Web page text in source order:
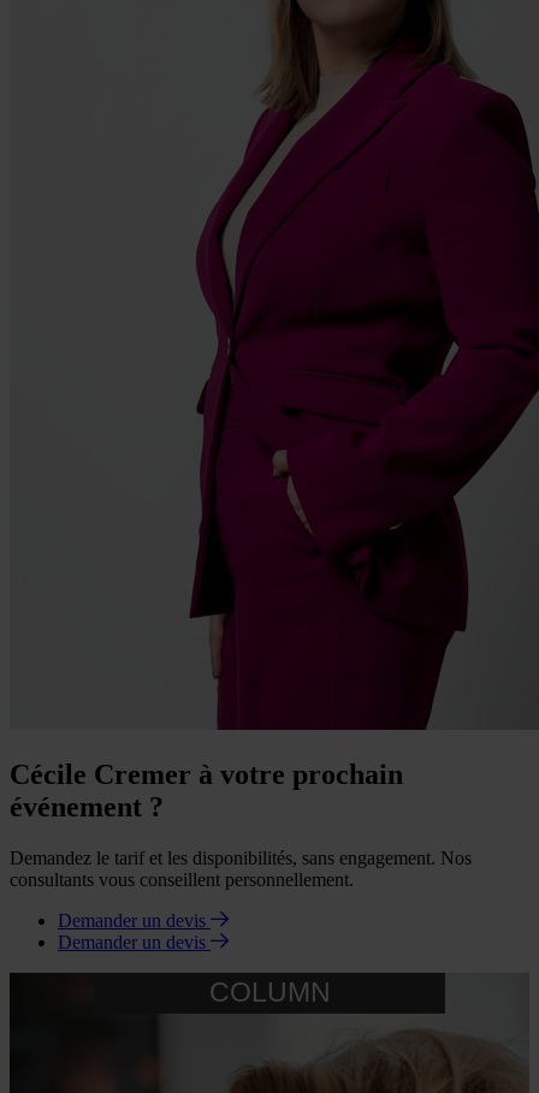
Cécile Cremer à votre prochain
événement ?
Demandez le tarif et les disponibilités, sans engagement. Nos
consultants vous conseillent personnellement.
Demander un devis
Demander un devis